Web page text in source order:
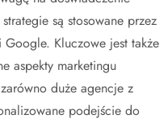
są stosowane przez
Kluczowe jest także
aspekty marketingu
duże agencje z
podejście do